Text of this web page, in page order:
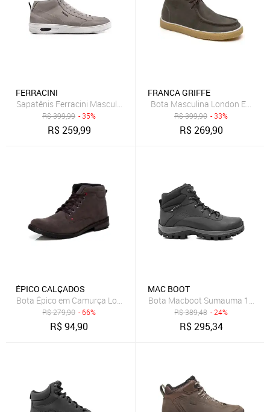
FERRACINI
Sapatênis Ferracini Masculino de Couro Casual New Blady Cinza
R$399,99 - 35%
R$259,99
FRANCA GRIFFE
Bota Masculina London Em
R$399,90 - 33%
R$269,90
ÉPICO CALÇADOS
Bota Épico em Camurça Longitude Cinza
R$279,90 - 66%
R$94,90
MAC BOOT
Bota Macboot Sumauma 12
R$389,48 - 24%
R$295,34